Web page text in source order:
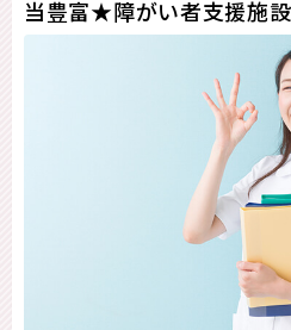
当豊富★障がい者支援施